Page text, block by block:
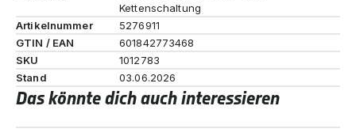
Kettenschaltung
Artikelnummer
5276911
GTIN / EAN
601842773468
SKU
1012783
Stand
03.06.2026
Das könnte dich auch interessieren